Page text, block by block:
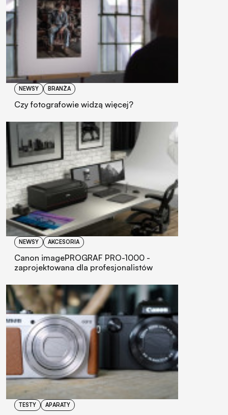
NEWSY BRANŻA
Czy fotografowie widzą więcej?
NEWSY AKCESORIA
Canon imagePROGRAF PRO-1000 -
zaprojektowana dla profesjonalistów
TESTY APARATY